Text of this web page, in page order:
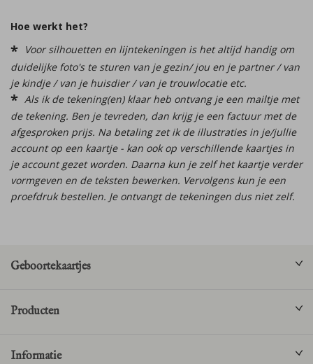
Hoe werkt het?
Voor silhouetten en lijntekeningen is het altijd handig om
duidelijke foto's te sturen van je gezin/ jou en je partner / van
je kindje / van je huisdier / van je trouwlocatie etc.
Als ik de tekening(en) klaar heb ontvang je een mailtje met
de tekening. Ben je tevreden, dan krijg je een factuur met de
afgesproken prijs. Na betaling zet ik de illustraties in je/jullie
account op een kaartje - kan ook op verschillende kaartjes in
je account gezet worden. Daarna kun je zelf het kaartje verder
vormgeven en de teksten bewerken. Vervolgens kun je een
proefdruk bestellen. Je ontvangt de tekeningen dus niet zelf.
Geboortekaartjes
Producten
Informatie